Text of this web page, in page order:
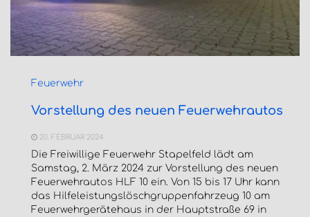
Feuerwehr
Vorstellung des neuen Feuerwehrautos
20. FEBRUAR 2024
Die Freiwillige Feuerwehr Stapelfeld lädt am
Samstag, 2. März 2024 zur Vorstellung des neuen
Feuerwehrautos HLF 10 ein. Von 15 bis 17 Uhr kann
das Hilfeleistungslöschgruppenfahrzeug 10 am
Feuerwehrgerätehaus in der Hauptstraße 69 in